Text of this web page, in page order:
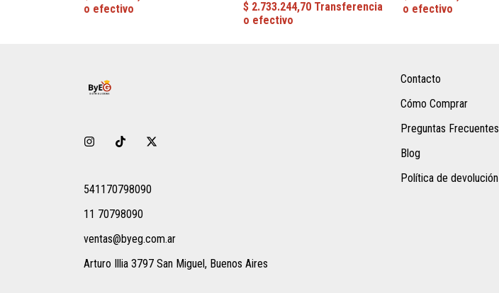
541170798090
11 70798090
ventas@byeg.com.ar
Arturo Illia 3797 San Miguel, Buenos Aires
Contacto
Cómo Comprar
Preguntas Frecuentes
Blog
Política de devolución